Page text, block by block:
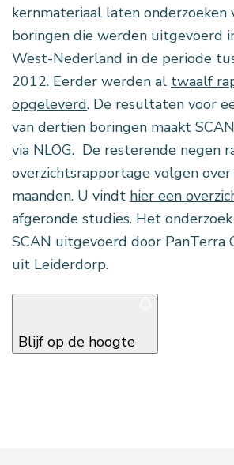
kernmateriaal laten onderzoeken
boringen die werden uitgevoerd
West-Nederland in de periode
2012. Eerder werden al twaalf
opgeleverd. De resultaten voor
van dertien boringen maakt
via NLOG. De resterende negen
overzichtsrapportage volgen
maanden. U vindt hier een
afgeronde studies. Het
SCAN uitgevoerd door PanTerra
uit Leiderdorp.
Blijf op de hoogte